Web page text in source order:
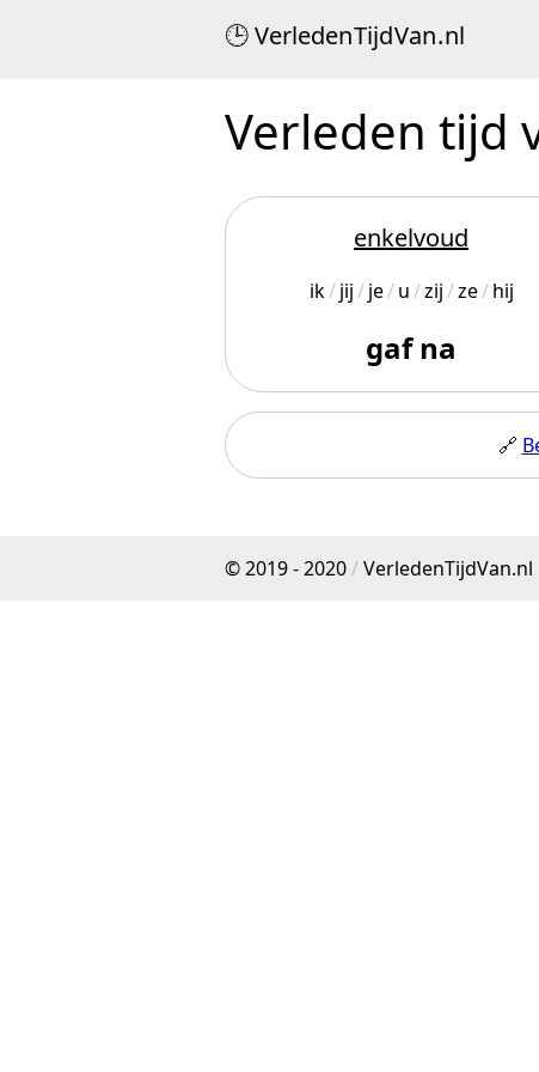
VerledenTijdVan.nl
Verleden tijd
enkelvoud
ik jij je u zij ze hij
gaf na
🔗
© 2019 - 2020/VerledenTijdVan.nl